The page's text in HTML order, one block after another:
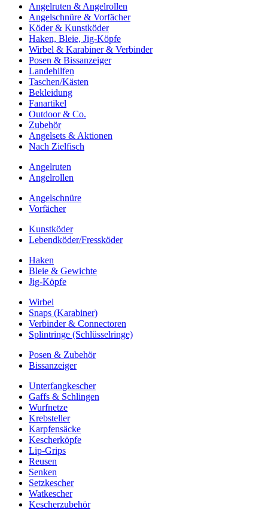
Angelruten & Angelrollen
Angelschnüre & Vorfächer
Köder & Kunstköder
Haken, Bleie, Jig-Köpfe
Wirbel & Karabiner & Verbinder
Posen & Bissanzeiger
Landehilfen
Taschen/Kästen
Bekleidung
Fanartikel
Outdoor & Co.
Zubehör
Angelsets & Aktionen
Nach Zielfisch
Angelruten
Angelrollen
Angelschnüre
Vorfächer
Kunstköder
Lebendköder/Fressköder
Haken
Bleie & Gewichte
Jig-Köpfe
Wirbel
Snaps (Karabiner)
Verbinder & Connectoren
Splintringe (Schlüsselringe)
Posen & Zubehör
Bissanzeiger
Unterfangkescher
Gaffs & Schlingen
Wurfnetze
Krebsteller
Karpfensäcke
Kescherköpfe
Lip-Grips
Reusen
Senken
Setzkescher
Watkescher
Kescherzubehör